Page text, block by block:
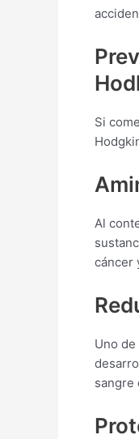
Si
Al
cáncer
Uno
sangre